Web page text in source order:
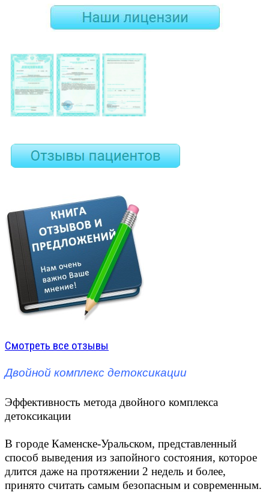
Смотреть все отзывы
Двойной комплекс детоксикации
Эффективность метода двойного комплекса
детоксикации
В городе Каменске-Уральском, представленный
способ выведения из запойного состояния, которое
длится даже на протяжении 2 недель и более,
принято считать самым безопасным и современным.